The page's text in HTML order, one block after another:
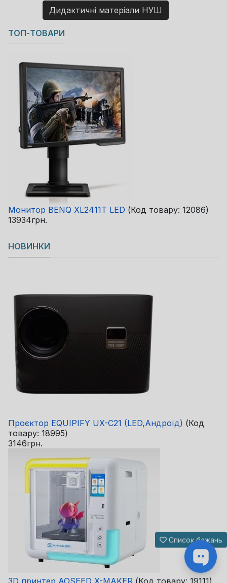
Дидактичні матеріали НУШ
Copyright MAXXmarketing GmbH
JoomShopping Download & Support
ТОП-ТОВАРИ
Монитор BENQ XL2411T LED (Код товару: 12086)
13934грн.
НОВИНКИ
Проєктор EQUIPIFY UX-C21 (LED,Андроїд) (Код
товару: 18995)
3146грн.
3D принтер AOSEED X-MAKER (Код товару: 19111)
Список бажань